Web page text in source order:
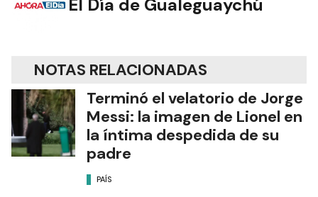
El Día de Gualeguaychú
NOTAS RELACIONADAS
Terminó el velatorio de Jorge
Messi: la imagen de Lionel en
la íntima despedida de su
padre
PAÍS